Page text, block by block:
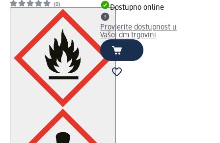
(0) Dostupno online
Provjerite dostupnost u
Vašoj dm trgovini